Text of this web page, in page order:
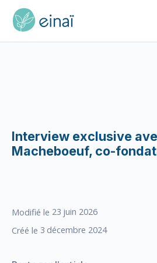
Interview exclusive
Macheboeuf, co-
Modifié le 23 juin 2026
Créé le 3 décembre 2024